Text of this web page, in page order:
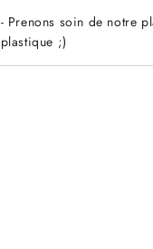
- Prenons soin de notre
plastique ;)